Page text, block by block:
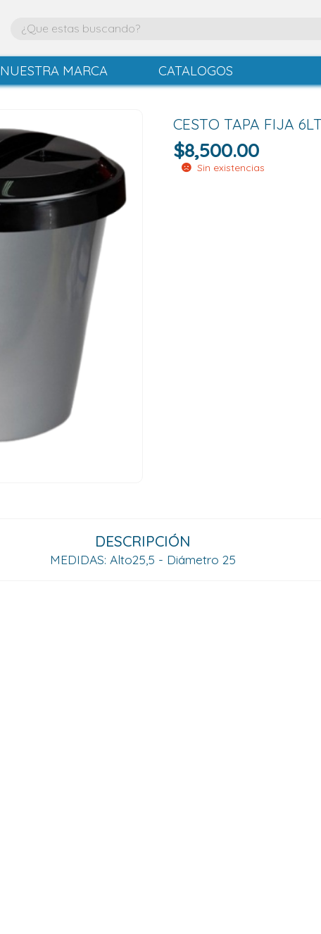
NUESTRA MARCA CATALOGOS
CESTO TAPA FIJA
$8,500.00
Sin existencias
DESCRIPCIÓN
MEDIDAS: Alto25,5 - Diámetro 25